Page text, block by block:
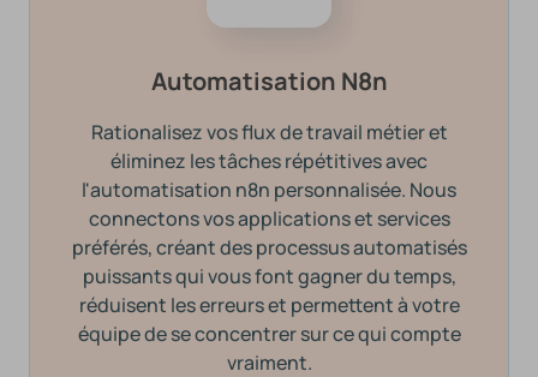
Automatisation N8n
Rationalisez vos flux de travail métier et
éliminez les tâches répétitives avec
l'automatisation n8n personnalisée. Nous
connectons vos applications et services
préférés, créant des processus automatisés
puissants qui vous font gagner du temps,
réduisent les erreurs et permettent à votre
équipe de se concentrer sur ce qui compte
vraiment.